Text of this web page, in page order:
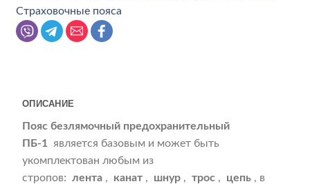
Страховочные пояса
ОПИСАНИЕ
Пояс безлямочный предохранительный
ПБ-1 является базовым и может быть
укомплектован любым из
стропов:лента , канат , шнур ,трос , цепь , в